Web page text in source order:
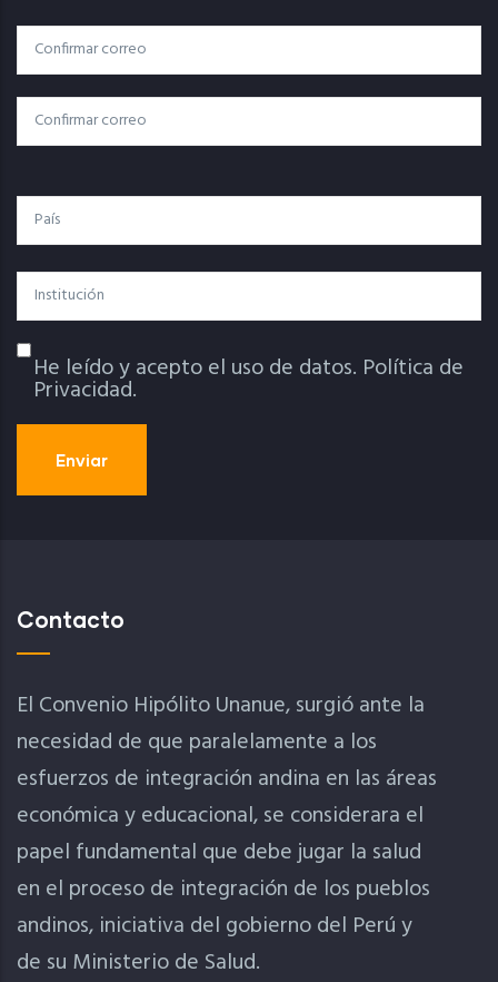
Correo
Electrónico
Correo Electrónico
Confirmar Correo
País
Institución
Política De Privacidad
He leído y acepto el uso de datos. Política de
Privacidad.
Contacto
El Convenio Hipólito Unanue, surgió ante la
necesidad de que paralelamente a los
esfuerzos de integración andina en las áreas
económica y educacional, se considerara el
papel fundamental que debe jugar la salud
en el proceso de integración de los pueblos
andinos, iniciativa del gobierno del Perú y
de su Ministerio de Salud.